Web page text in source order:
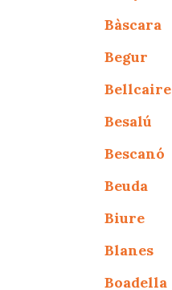
Bàscara
Begur
Besalú
Bescanó
Beuda
Biure
Blanes
Boadella